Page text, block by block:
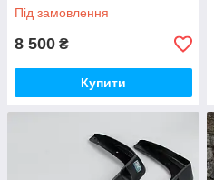
Під замовлення
8 500 ₴
Купити